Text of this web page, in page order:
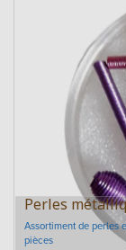
Perles
Assortiment de perles
pièces